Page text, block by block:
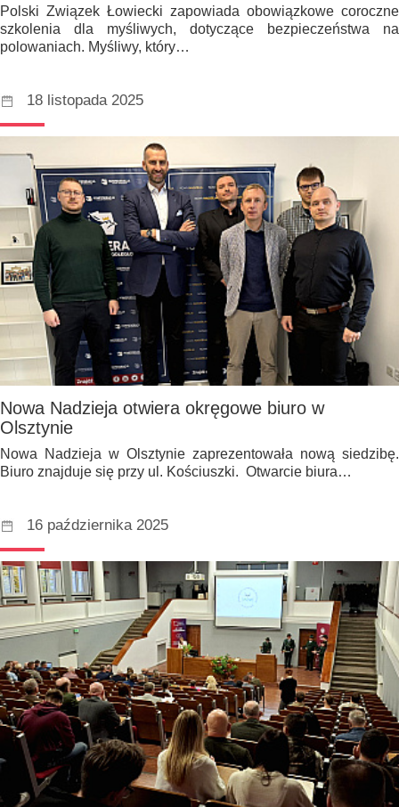
Polski Związek Łowiecki zapowiada obowiązkowe coroczne
szkolenia dla myśliwych, dotyczące bezpieczeństwa na
polowaniach. Myśliwy, który…
18 listopada 2025
Nowa Nadzieja otwiera okręgowe biuro w
Olsztynie
Nowa Nadzieja w Olsztynie zaprezentowała nową siedzibę.
Biuro znajduje się przy ul. Kościuszki. Otwarcie biura…
16 października 2025